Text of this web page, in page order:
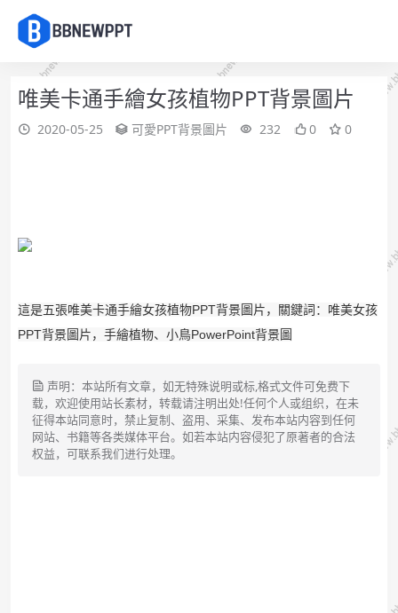
唯美卡通手繪女孩植物PPT背景圖片
2020-05-25 可愛PPT背景圖片 232 0 0
這是五張唯美卡通手繪女孩植物PPT背景圖片，關鍵詞：唯美女孩
PPT背景圖片，手繪植物、小鳥PowerPoint背景圖
声明：本站所有文章，如无特殊说明或标,格式文件可免费下
载，欢迎使用站长素材，转载请注明出处!任何个人或组织，在未
征得本站同意时，禁止复制、盗用、采集、发布本站内容到任何
网站、书籍等各类媒体平台。如若本站内容侵犯了原著者的合法
权益，可联系我们进行处理。